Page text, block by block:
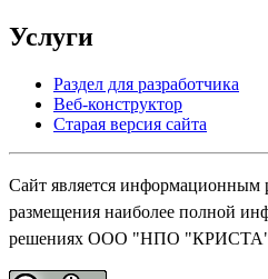
Услуги
Раздел для разработчика
Веб-конструктор
Старая версия сайта
Сайт является информационным
размещения наиболее полной
решениях ООО "НПО "КРИСТА"